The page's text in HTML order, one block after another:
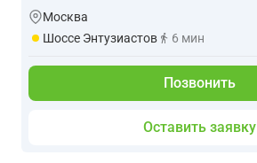
Москва
Шоссе Энтузиастов
6 мин
Позвонить
Оставить заявку